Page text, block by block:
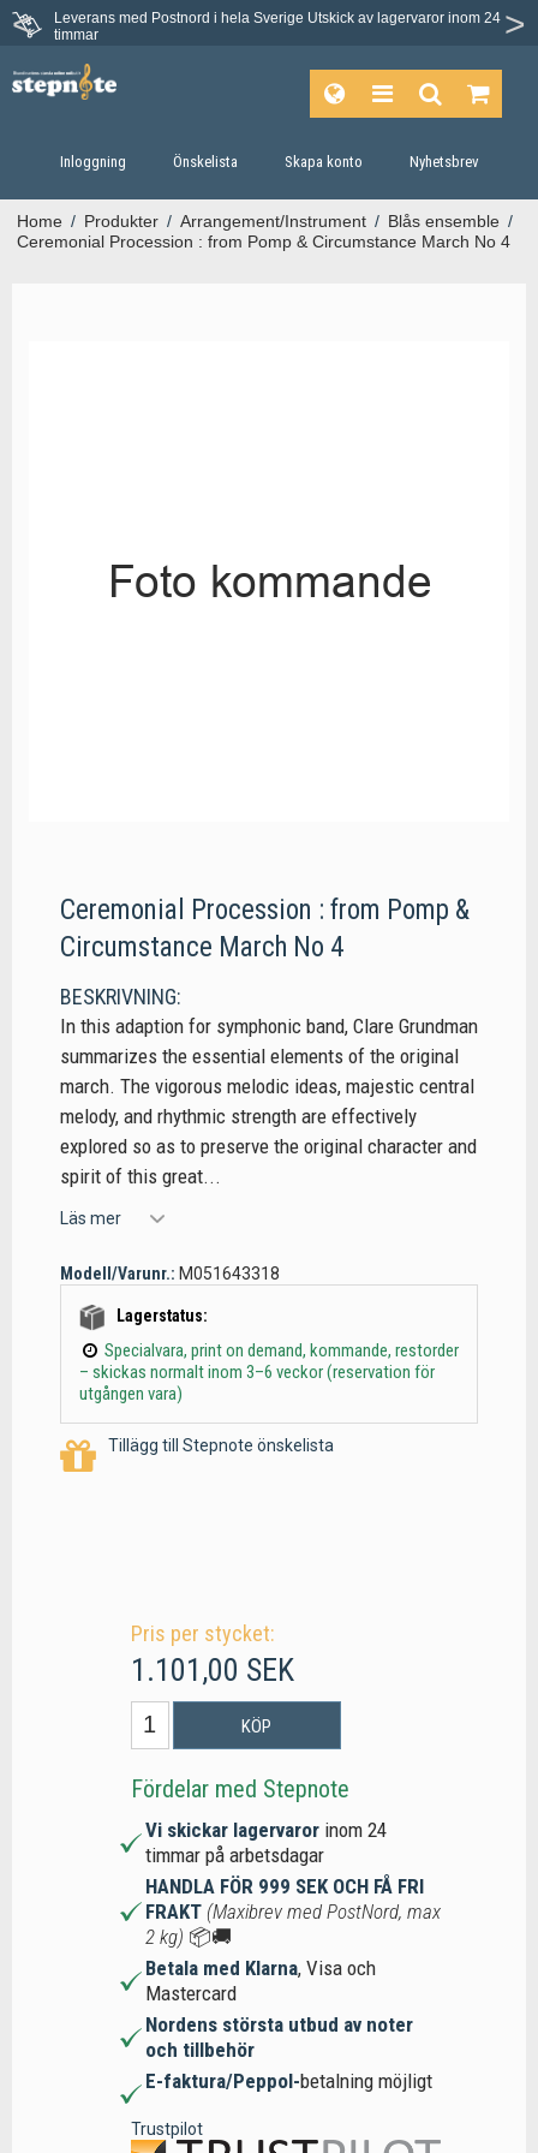
Leverans med Postnord i hela Sverige Utskick av lagervaror inom 24
timmar
Inloggning Önskelista Skapa konto Nyhetsbrev
Home / Produkter / Arrangement/Instrument / Blås ensemble /
Ceremonial Procession : from Pomp & Circumstance March No 4
Ceremonial Procession : from Pomp &
Circumstance March No 4
BESKRIVNING:
In this adaption for symphonic band, Clare Grundman
summarizes the essential elements of the original
march. The vigorous melodic ideas, majestic central
melody, and rhythmic strength are effectively
explored so as to preserve the original character and
spirit of this great...
Läs mer
Modell/Varunr.: M051643318
Lagerstatus:
Specialvara, print on demand, kommande, restorder
– skickas normalt inom 3–6 veckor (reservation för
utgången vara)
Tillägg till Stepnote önskelista
Pris per stycket:
1.101,00 SEK
KÖP
Fördelar med Stepnote
Vi skickar lagervaror inom 24
timmar på arbetsdagar
HANDLA FÖR 999 SEK OCH FÅ FRI
FRAKT (Maxibrev med PostNord, max
2 kg) 📦🚚
Betala med Klarna, Visa och
Mastercard
Nordens största utbud av noter
och tillbehör
E-faktura/Peppol-betalning möjligt
Trustpilot